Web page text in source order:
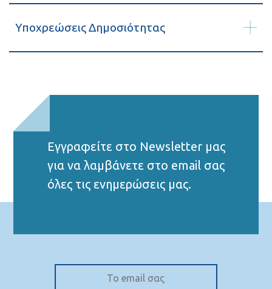
Υποχρεώσεις Δημοσιότητας
Εγγραφείτε στο Νewsletter μας
για να λαμβάνετε στο email σας
όλες τις ενημερώσεις μας.